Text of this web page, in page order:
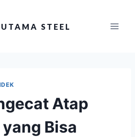
STEEL
Atap
Bisa